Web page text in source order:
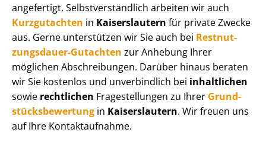
angefertigt. Selbst­ver­ständ­lich arbeiten wir auch
Kurzgutachten in Kaiserslautern für private Zwecke
aus. Gerne unterstützen wir Sie auch bei Rest­nut­
zungs­dau­er-Gutachten zur Anhebung Ihrer
möglichen Abschreibungen. Darüber hinaus beraten
wir Sie kostenlos und unverbindlich bei inhaltlichen
sowie rechtlichen Fragestellungen zu Ihrer Grund­
stücks­be­wer­tung in Kaiserslautern. Wir freuen uns
auf Ihre Kontaktaufnahme.